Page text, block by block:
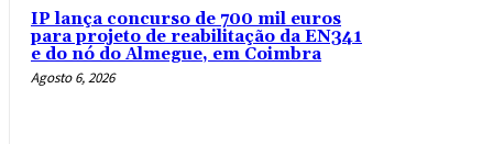
IP lança concurso de 700 mil euros
para projeto de reabilitação da EN341
e do nó do Almegue, em Coimbra
Agosto 6, 2026